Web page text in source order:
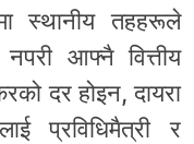
स्थानीय तहहरूले
आफ्नै वित्तीय
दर होइन, दायरा
प्रविधिमैत्री र